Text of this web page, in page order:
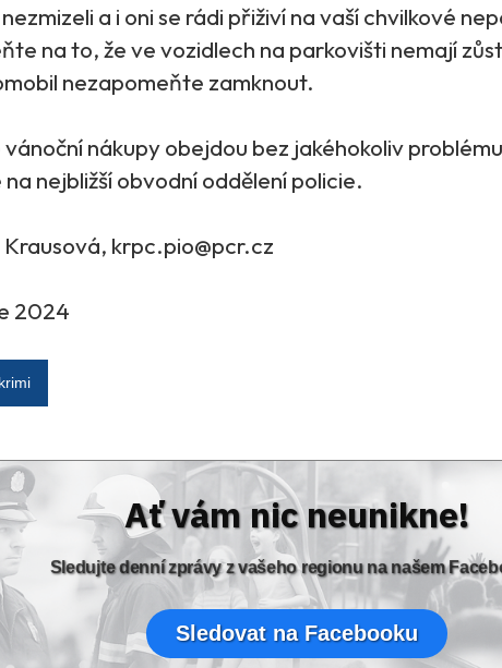
a i oni se rádi přiživí na vaší chvilkové
na to, že ve vozidlech na parkovišti nemají
nezapomeňte zamknout.
nákupy obejdou bez jakéhokoliv
nejbližší obvodní oddělení policie.
krpc.pio@pcr.cz
2024
krimi
Ať vám nic neunikne!
Sledujte denní zprávy z vašeho regionu na našem
Sledovat na Facebooku